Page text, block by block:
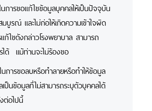
ารขอแก้ไขข้อมูลบุคคลให้เป็นปัจจุบัน
บูรณ์ และไม่ก่อให้เกิดความเข้าใจผิด
ก้ไขดังกล่าวโรงพยาบาล สามารถ
ได้ แม้ท่านจะไม่ร้องขอ
ารขอลบหรือทำลายหรือทำให้ข้อมูล
ป็นข้อมูลที่ไม่สามารถระบุตัวบุคคลได้
อไปนี้